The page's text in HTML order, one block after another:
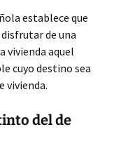
establece que
de una
vivienda aquel
cuyo destino sea
vivienda.
del de